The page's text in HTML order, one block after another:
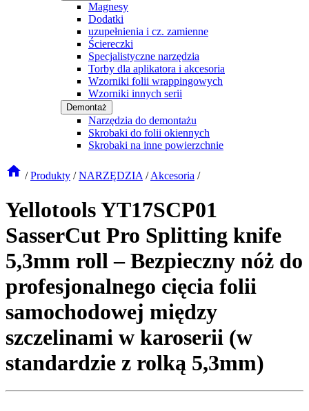
Magnesy
Dodatki
uzupełnienia i cz. zamienne
Ściereczki
Specjalistyczne narzędzia
Torby dla aplikatora i akcesoria
Wzorniki folii wrappingowych
Wzorniki innych serii
Demontaż
Narzędzia do demontażu
Skrobaki do folii okiennych
Skrobaki na inne powierzchnie
/ Produkty / NARZĘDZIA / Akcesoria /
Yellotools YT17SCP01
SasserCut Pro Splitting knife
5,3mm roll – Bezpieczny nóż do
profesjonalnego cięcia folii
samochodowej między
szczelinami w karoserii (w
standardzie z rolką 5,3mm)